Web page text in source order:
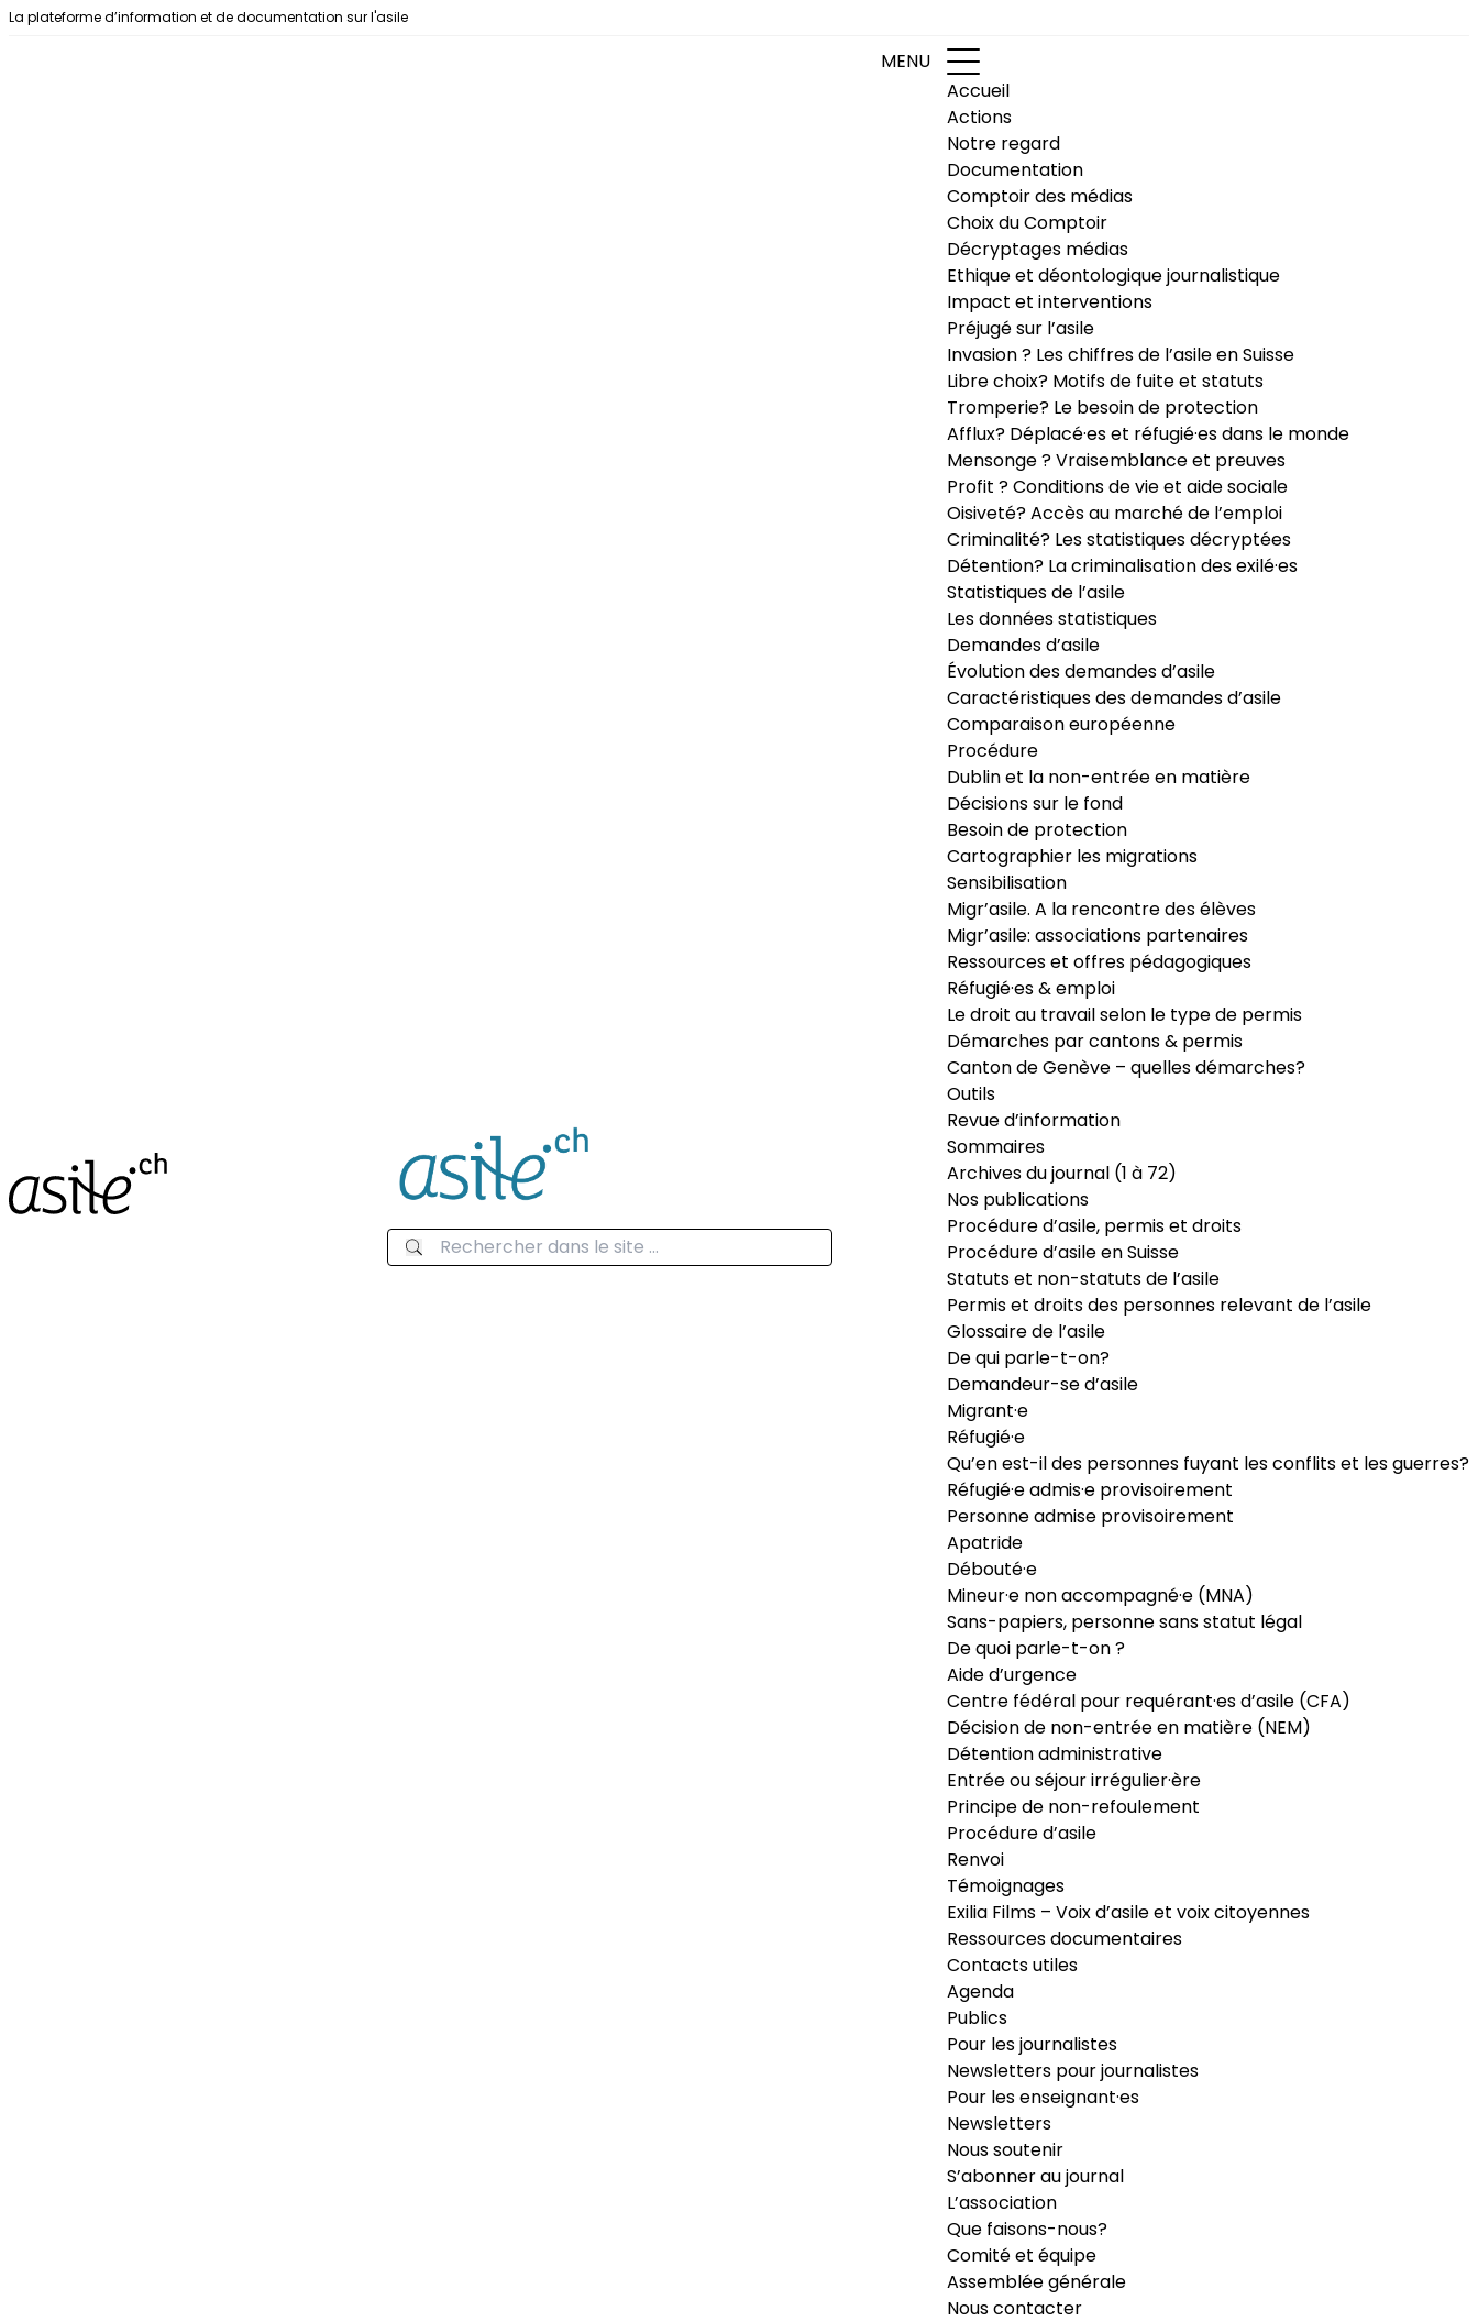
Aller au contenu
La plateforme d’information et de documentation sur l'asile
MENU
Accueil
Actions
Notre regard
Documentation
Comptoir des médias
Choix du Comptoir
Décryptages médias
Ethique et déontologique journalistique
Impact et interventions
Préjugé sur l’asile
Invasion ? Les chiffres de l’asile en Suisse
Libre choix? Motifs de fuite et statuts
Tromperie? Le besoin de protection
Afflux? Déplacé·es et réfugié·es dans le monde
Mensonge ? Vraisemblance et preuves
Profit ? Conditions de vie et aide sociale
Oisiveté? Accès au marché de l’emploi
Criminalité? Les statistiques décryptées
Détention? La criminalisation des exilé·es
Statistiques de l’asile
Les données statistiques
Demandes d’asile
Évolution des demandes d’asile
Caractéristiques des demandes d’asile
Comparaison européenne
Procédure
Dublin et la non-entrée en matière
Décisions sur le fond
Besoin de protection
Cartographier les migrations
Sensibilisation
Migr’asile. A la rencontre des élèves
Migr’asile: associations partenaires
Ressources et offres pédagogiques
Réfugié·es & emploi
Le droit au travail selon le type de permis
Démarches par cantons & permis
Canton de Genève – quelles démarches?
Outils
Revue d’information
Sommaires
Archives du journal (1 à 72)
Nos publications
Procédure d’asile, permis et droits
Procédure d’asile en Suisse
Statuts et non-statuts de l’asile
Permis et droits des personnes relevant de l’asile
Glossaire de l’asile
De qui parle-t-on?
Demandeur-se d’asile
Migrant·e
Réfugié·e
Qu’en est-il des personnes fuyant les conflits et les guerres?
Réfugié·e admis·e provisoirement
Personne admise provisoirement
Apatride
Débouté·e
Mineur·e non accompagné·e (MNA)
Sans-papiers, personne sans statut légal
De quoi parle-t-on ?
Aide d’urgence
Centre fédéral pour requérant·es d’asile (CFA)
Décision de non-entrée en matière (NEM)
Détention administrative
Entrée ou séjour irrégulier·ère
Principe de non-refoulement
Procédure d’asile
Renvoi
Témoignages
Exilia Films – Voix d’asile et voix citoyennes
Ressources documentaires
Contacts utiles
Agenda
Publics
Pour les journalistes
Newsletters pour journalistes
Pour les enseignant·es
Newsletters
Nous soutenir
S’abonner au journal
L’association
Que faisons-nous?
Comité et équipe
Assemblée générale
Nous contacter